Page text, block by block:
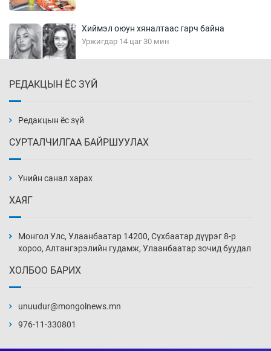
Хиймэл оюун хяналтаас гарч байна
Уржигдар 14 цаг 30 мин
Уржигдар 14 цаг 00 мин
нэмэгджээ
Уржигдар 13 цаг 30 мин
Уржигдар 13 цаг 00 мин
РЕДАКЦЫН ЁС ЗҮЙ
Редакцын ёс зүй
СУРТАЛЧИЛГАА БАЙРШУУЛАХ
Үнийн санал харах
ХАЯГ
Монгол Улс, Улаанбаатар 14200, Сүхбаатар дүүрэг 8-р
хороо, Алтангэрэлийн гудамж, Улаанбаатар зочид буудал
ХОЛБОО БАРИХ
unuudur@mongolnews.mn
976-11-330801